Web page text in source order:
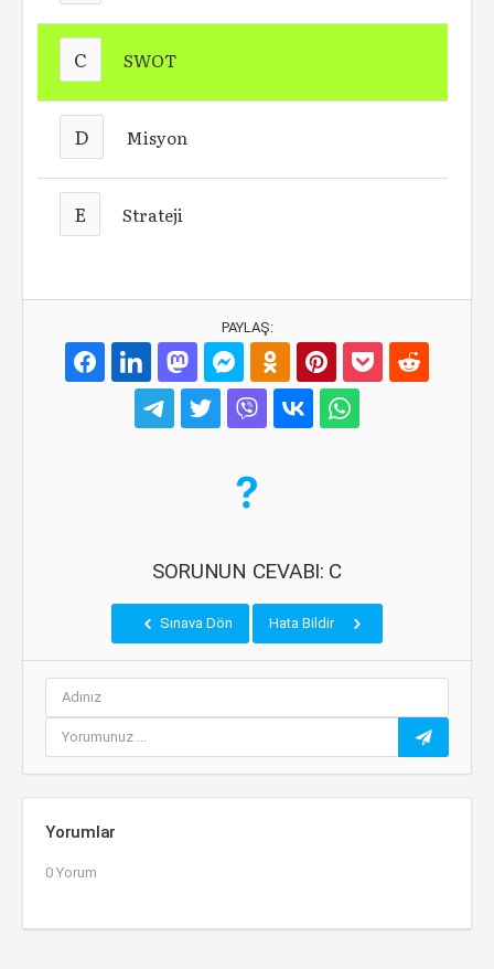
C SWOT
D Misyon
E Strateji
PAYLAŞ:
SORUNUN CEVABI: C
Sınava Dön Hata Bildir
Yorumlar
0 Yorum